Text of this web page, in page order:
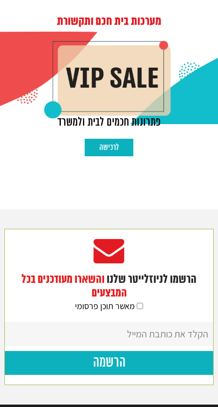
מערכות בית חכם ותקשורת
פתרונות חכמים לבית ולמשרד
לרכישה
הרשמו לניוזלייטר שלנו והשארו מעודכנים בכל
המבצעים
מאשר תוכן פרסומי